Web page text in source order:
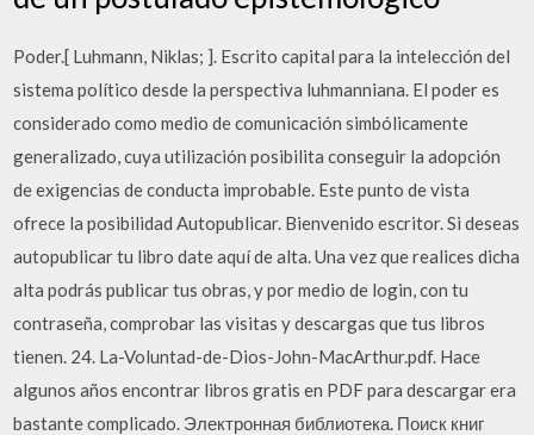
Poder.[ Luhmann, Niklas; ]. Escrito capital para la intelección del
sistema político desde la perspectiva luhmanniana. El poder es
considerado como medio de comunicación simbólicamente
generalizado, cuya utilización posibilita conseguir la adopción
de exigencias de conducta improbable. Este punto de vista
ofrece la posibilidad Autopublicar. Bienvenido escritor. Si deseas
autopublicar tu libro date aquí de alta. Una vez que realices dicha
alta podrás publicar tus obras, y por medio de login, con tu
contraseña, comprobar las visitas y descargas que tus libros
tienen. 24. La-Voluntad-de-Dios-John-MacArthur.pdf. Hace
algunos años encontrar libros gratis en PDF para descargar era
bastante complicado. Электронная библиотека. Поиск книг